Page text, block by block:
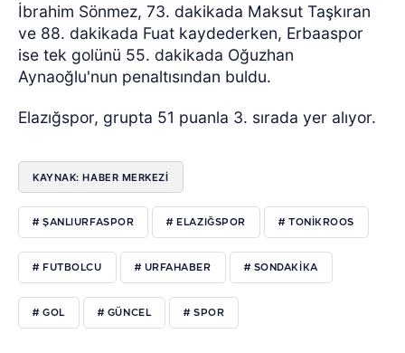
İbrahim Sönmez, 73. dakikada Maksut Taşkıran
ve 88. dakikada Fuat kaydederken, Erbaaspor
ise tek golünü 55. dakikada Oğuzhan
Aynaoğlu'nun penaltısından buldu.
Elazığspor, grupta 51 puanla 3. sırada yer alıyor.
KAYNAK: HABER MERKEZI
# ŞANLIURFASPOR # ELAZIĞSPOR # TONIKROOS
# FUTBOLCU # URFAHABER # SONDAKIKA
# GOL # GÜNCEL # SPOR